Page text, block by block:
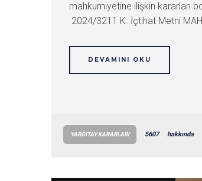
mahkumiyetine ilişkin kararları
2024/3211 K. İçtihat Metni
DEVAMINI OKU
YARGITAY KARARLARI 5607 hakkında